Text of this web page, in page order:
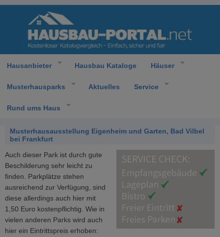
Hausanbieter Hausbau Kataloge Häuser
Musterhausparks Aktuelles Service
Rund ums Haus
Musterhausausstellung Eigenheim und Garten, Bad Vilbel
bei Frankfurt
Auch dieser Park ist durch gute
Beschilderung sehr leicht zu
finden. Parkplätze stehen
ausreichend zur Verfügung, sind
diese allerdings auch hier mit
1,50 Euro kostenpflichtig. Wie in
vielen anderen Parks wird auch
hier ein Eintrittspreis erhoben: